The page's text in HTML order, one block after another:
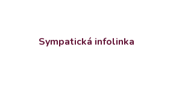
Sympatická infolinka